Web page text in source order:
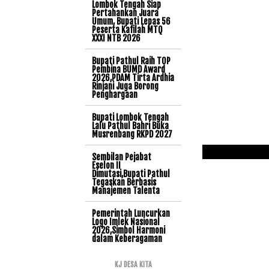
Lombok Tengah Siap
Pertahankan Juara
Umum, Bupati Lepas 56
Peserta Kafilah MTQ
XXXI NTB 2026
Bupati Pathul Raih TOP
Pembina BUMD Award
2026,PDAM Tirta Ardhia
Rinjani Juga Borong
Penghargaan
Bupati Lombok Tengah
Lalu Pathul Bahri Buka
Musrenbang RKPD 2027
Sembilan Pejabat
Eselon II
Dimutasi,Bupati Pathul
Tegaskan Berbasis
Manajemen Talenta
Pemerintah Luncurkan
Logo Imlek Nasional
2026,Simbol Harmoni
dalam Keberagaman
KJ DESA KITA